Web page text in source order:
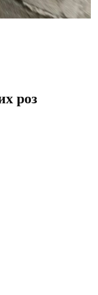
роз